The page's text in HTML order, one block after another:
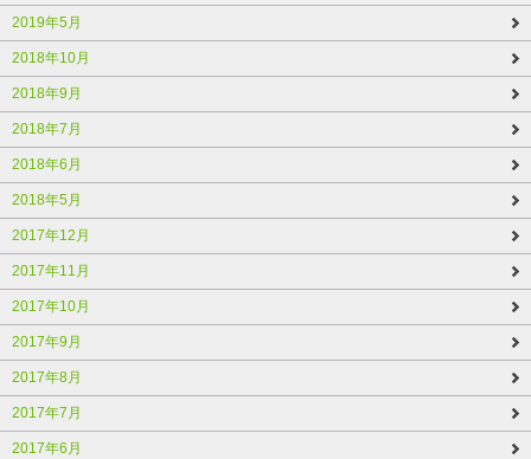
2019年5月
2018年10月
2018年9月
2018年7月
2018年6月
2018年5月
2017年12月
2017年11月
2017年10月
2017年9月
2017年8月
2017年7月
2017年6月